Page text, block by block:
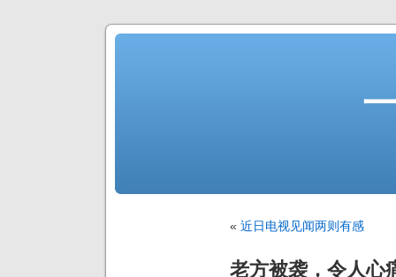
« 近日电视见闻两则有感
老方被袭，令人心